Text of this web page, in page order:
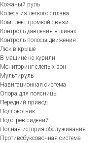
Кожаный руль
Колеса из легкого сплава
Комплект громкой связи
Контроль давления в шинах
Контроль полосы движения
Люк в крыше
В машине не курили
Мониторинг слепых зон
Мультируль
Навигационная система
Опора для поясницы
Передний привод
Подлокотник
Подогрев сидений
Полная история обслуживания
Противобуксовочная система